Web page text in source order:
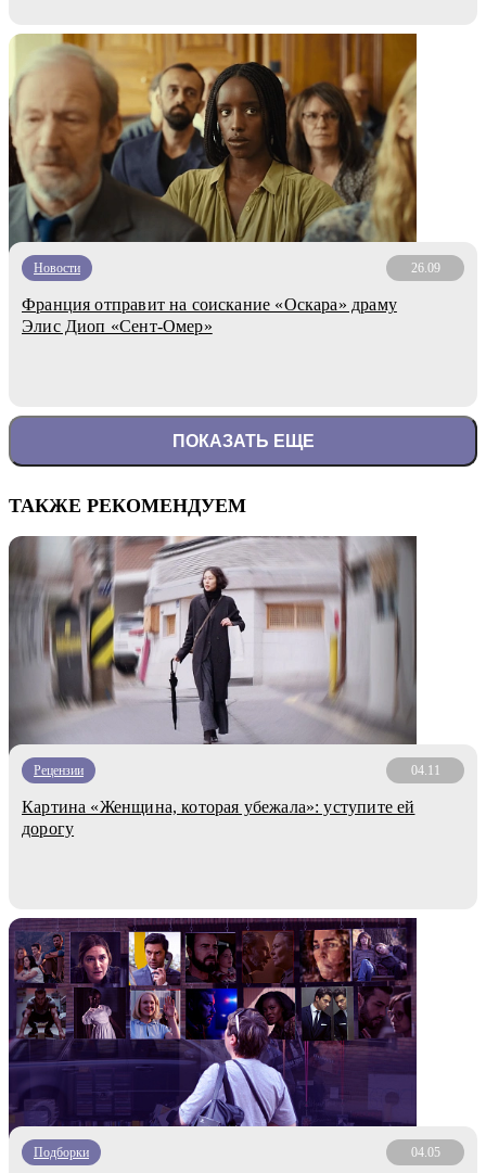
Новости 26.09
Франция отправит на соискание «Оскара» драму
Элис Диоп «Сент-Омер»
ПОКАЗАТЬ ЕЩЕ
ТАКЖЕ РЕКОМЕНДУЕМ
Рецензии 04.11
Картина «Женщина, которая убежала»: уступите ей
дорогу
Подборки 04.05